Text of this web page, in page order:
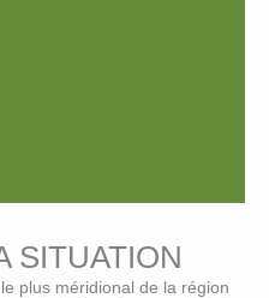
SITUATION
plus méridional de la région